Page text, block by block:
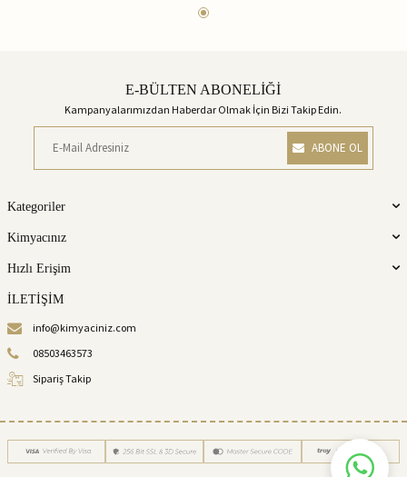
E-BÜLTEN ABONELİĞİ
Kampanyalarımızdan Haberdar Olmak İçin Bizi Takip Edin.
ABONE OL
Kategoriler
Kimyacınız
Hızlı Erişim
İLETİŞİM
info@kimyaciniz.com
08503463573
Sipariş Takip